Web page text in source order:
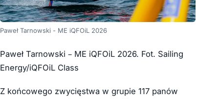
Paweł Tarnowski - ME iQFOiL 2026
Paweł Tarnowski – ME iQFOiL 2026. Fot. Sailing
Energy/iQFOiL Class
Z końcowego zwycięstwa w grupie 117 panów